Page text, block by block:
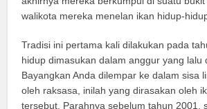
walikota mereka menelan ikan hidup-
Tradisi ini pertama kali dilakukan pada
hidup dimasukan dalam anggur yang lalu
Bayangkan Anda dilempar ke dalam sisa
oleh raksasa, inilah yang dirasakan oleh
tersebut. Parahnya sebelum tahun 2001,